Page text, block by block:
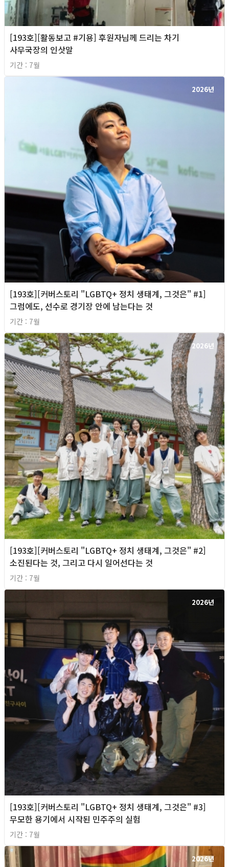
[193호][활동보고 #기용] 후원자님께 드리는 차기
사무국장의 인삿말
기간 : 7월
2026년
[193호][커버스토리 "LGBTQ+ 정치 생태계, 그것은" #1]
그럼에도, 선수로 경기장 안에 남는다는 것
기간 : 7월
2026년
[193호][커버스토리 "LGBTQ+ 정치 생태계, 그것은" #2]
소진된다는 것, 그리고 다시 일어선다는 것
기간 : 7월
2026년
[193호][커버스토리 "LGBTQ+ 정치 생태계, 그것은" #3]
무모한 용기에서 시작된 민주주의 실험
기간 : 7월
2026년